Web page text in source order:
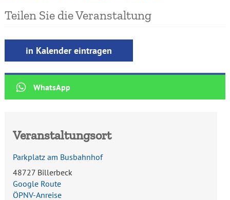
Teilen Sie die Veranstaltung
Veranstaltungsort
Parkplatz am Busbahnhof
48727 Billerbeck
Google Route
ÖPNV-Anreise